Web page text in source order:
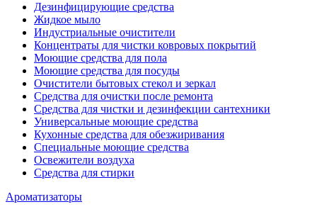
Дезинфицирующие средства
Жидкое мыло
Индустриальные очистители
Концентраты для чистки ковровых покрытий
Моющие средства для пола
Моющие средства для посуды
Очистители бытовых стекол и зеркал
Средства для очистки после ремонта
Средства для чистки и дезинфекции сантехники
Универсальные моющие средства
Кухонные средства для обезжиривания
Специальные моющие средства
Освежители воздуха
Средства для стирки
Ароматизаторы